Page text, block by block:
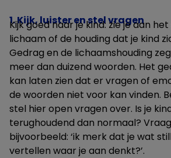
1. Kijk, luister en stel vragen
Kijk goed naar je kind: zie je aan
lichaam of de houding dat je kind
Gedrag en de lichaamshouding
meer dan duizend woorden. Het
kan laten zien dat er vragen of
de woorden niet voor kan vinden.
stel hier open vragen over. Is je
terughoudend dan normaal?
bijvoorbeeld: ‘ik merk dat je wat
vertellen waar je aan denkt?’.